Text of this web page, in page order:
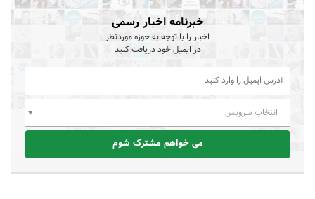
خبرنامه اخبار رسمی
اخبار را با توجه به حوزه موردنظر
در ایمیل خود دریافت کنید
انتخاب سرویس
می خواهم مشترک شوم